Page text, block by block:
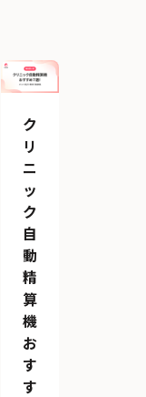
ク
リ
ニ
ッ
ク
自
動
精
算
機
お
す
す